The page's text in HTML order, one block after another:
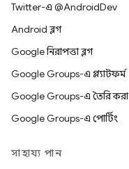
Twitter-এ @AndroidDev
Android ব্লগ
Google নিরাপত্তা ব্লগ
Google Groups-এ প্ল্যাটফর্ম
Google Groups-এ তৈরি করা
Google Groups-এ পোর্টিং
সাহায্য পান